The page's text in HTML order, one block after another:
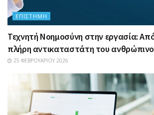
ΕΠΙΣΤΉΜΗ
Τεχνητή Νοημοσύνη στην εργασία:
πλήρη αντικαταστάτη του
25 ΦΕΒΡΟΥΑΡΊΟΥ 2026